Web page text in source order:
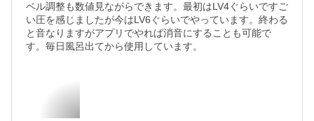
ベル調整も数値見ながらできます。最初はLV4ぐらいですご
い圧を感じましたが今はLV6ぐらいでやっています。終わる
と音なりますがアプリでやれば消音にすることも可能で
す。毎日風呂出てから使用しています。